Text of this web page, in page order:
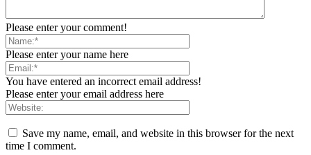
Please enter your comment!
Please enter your name here
You have entered an incorrect email address!
Please enter your email address here
Save my name, email, and website in this browser for the next
time I comment.